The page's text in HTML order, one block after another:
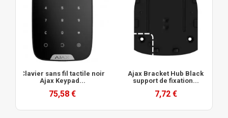
Clavier sans fil tactile noir
Ajax Keypad...
75,58 €
Ajax Bracket Hub Black
support de fixation...
7,72 €